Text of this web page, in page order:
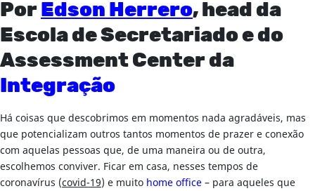
Por Edson Herrero, head da
Escola de Secretariado e do
Assessment Center da
Integração
Há coisas que descobrimos em momentos nada agradáveis, mas
que potencializam outros tantos momentos de prazer e conexão
com aquelas pessoas que, de uma maneira ou de outra,
escolhemos conviver. Ficar em casa, nesses tempos de
coronavírus (covid-19) e muito home office– para aqueles que